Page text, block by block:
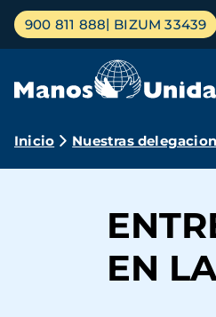
Pasar
contenido
Menú
principal
900 811 888 BIZUM 33439
Ruta
navegación
Inicio Nuestras
EN